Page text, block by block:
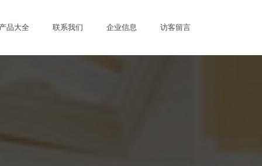
品大全 联系我们 企业信息 访客留言